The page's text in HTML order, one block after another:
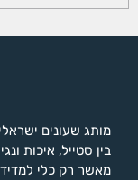
בין סטייל, איכות
מאשר רק כלי